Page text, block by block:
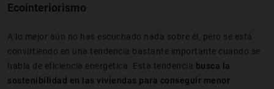
Ecointeriorismo
A lo mejor aún no has escuchado nada sobre él, pero se está
convirtiendo en una tendencia bastante importante cuando se
habla de eficiencia energética. Esta tendencia busca la
sostenibilidad en las viviendas para conseguir menor